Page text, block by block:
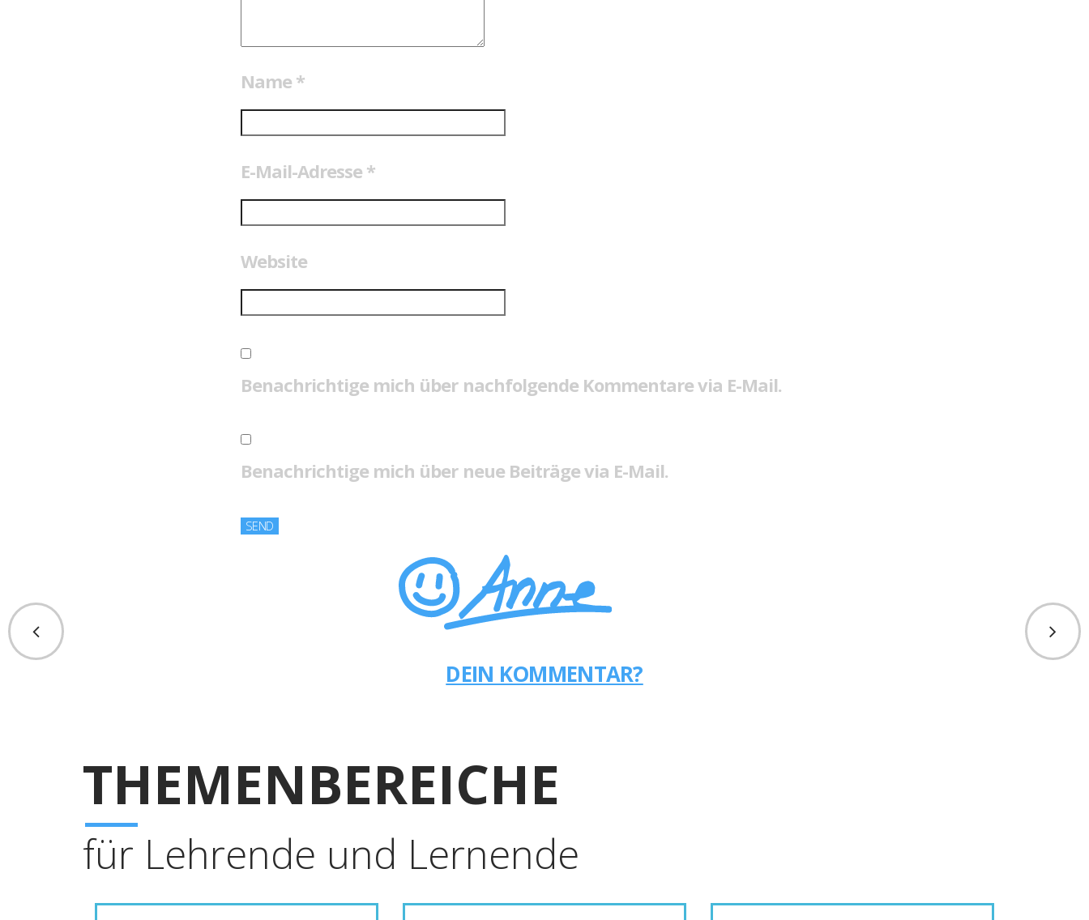
Name *
E-Mail-Adresse *
Website
Benachrichtige mich über nachfolgende Kommentare via E-Mail.
Benachrichtige mich über neue Beiträge via E-Mail.
DEIN KOMMENTAR?
THEMENBEREICHE
für Lehrende und Lernende